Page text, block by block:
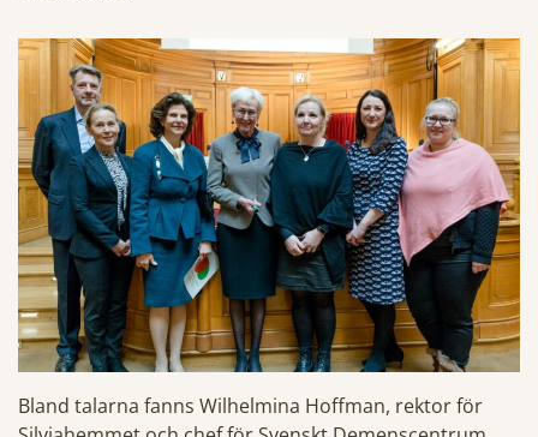
Bland talarna fanns Wilhelmina Hoffman, rektor för